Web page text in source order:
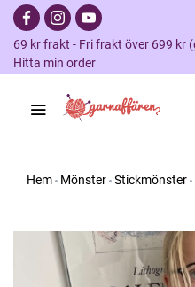
69 kr frakt - Fri frakt över 699 kr
Hitta min order
Hem Mönster Stickmönster